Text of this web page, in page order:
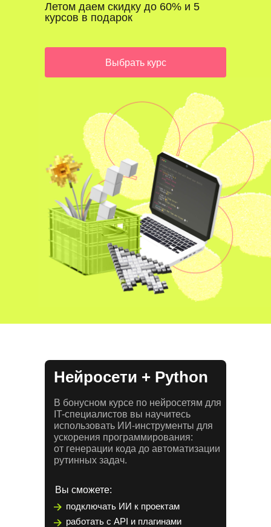
Летом даем скидку до 60% и 5
курсов в подарок
Выбрать курс
Нейросети + Python
В бонусном курсе по нейросетям для
IT-специалистов вы научитесь
использовать ИИ-инструменты для
ускорения программирования:
от генерации кода до автоматизации
рутинных задач.
Вы сможете:
подключать ИИ к проектам
работать с API и плагинами